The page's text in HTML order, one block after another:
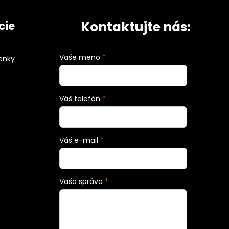
Kontaktujte nás:
Vaše meno *
Váš telefón *
Váš e-mail *
Vaša správa *